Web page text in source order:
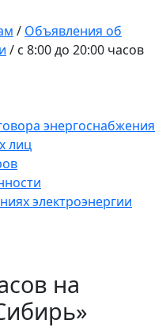
/ Объявления об
/ с 8:00 до 20:00 часов
энергоснабжения
лиц
электроэнергии
на